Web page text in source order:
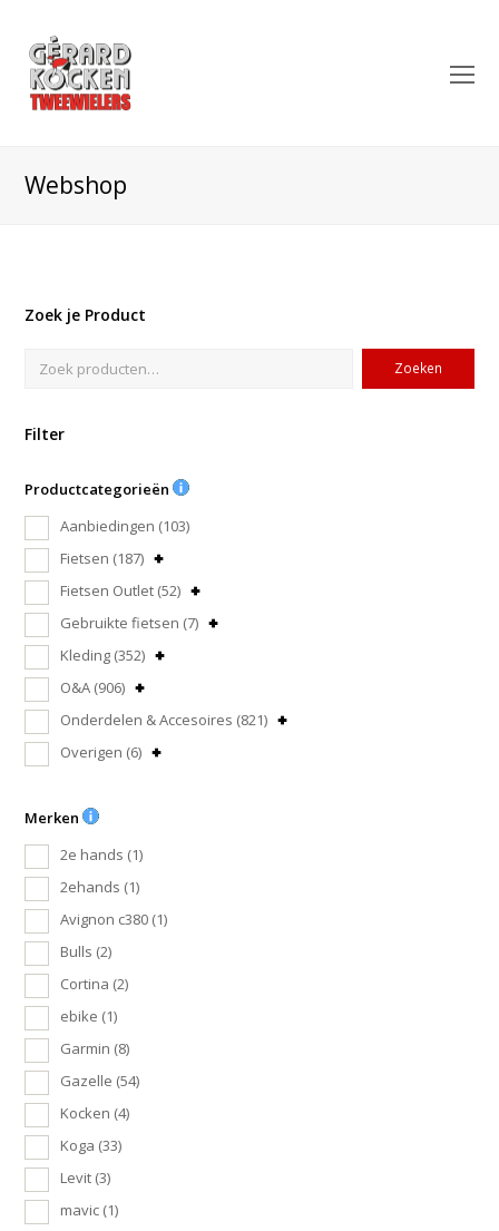
Webshop
Zoek je Product
Zoeken
Filter
Productcategorieën
Aanbiedingen (103)
Fietsen (187)
Fietsen Outlet (52)
Gebruikte fietsen (7)
Kleding (352)
O&A (906)
Onderdelen & Accesoires (821)
Overigen (6)
Merken
2e hands (1)
2ehands (1)
Avignon c380 (1)
Bulls (2)
Cortina (2)
ebike (1)
Garmin (8)
Gazelle (54)
Kocken (4)
Koga (33)
Levit (3)
mavic (1)